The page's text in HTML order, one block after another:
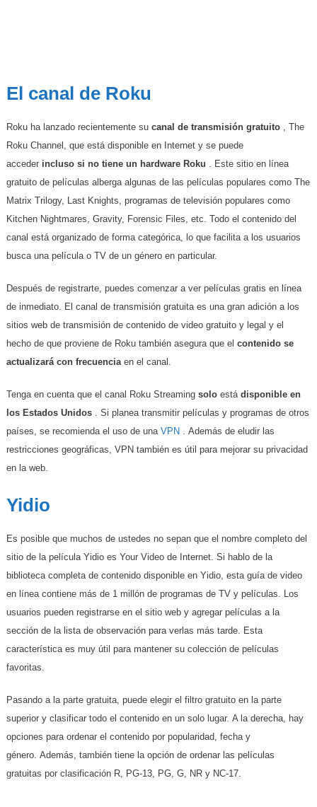
El canal de Roku
Roku ha lanzado recientemente su canal de transmisión gratuito, The
Roku Channel, que está disponible en Internet y se puede
acceder incluso si no tiene un hardware Roku . Este sitio en línea
gratuito de películas alberga algunas de las películas populares como The
Matrix Trilogy, Last Knights, programas de televisión populares como
Kitchen Nightmares, Gravity, Forensic Files, etc. Todo el contenido del
canal está organizado de forma categórica, lo que facilita a los usuarios
busca una película o TV de un género en particular.
Después de registrarte, puedes comenzar a ver películas gratis en línea
de inmediato. El canal de transmisión gratuita es una gran adición a los
sitios web de transmisión de contenido de video gratuito y legal y el
hecho de que proviene de Roku también asegura que el contenido se
actualizará con frecuenciaen el canal.
Tenga en cuenta que el canal Roku Streaming soloestá disponible en
los Estados Unidos. Si planea transmitir películas y programas de otros
países, se recomienda el uso de una VPN . Además de eludir las
restricciones geográficas, VPN también es útil para mejorar su privacidad
en la web.
Yidio
Es posible que muchos de ustedes no sepan que el nombre completo del
sitio de la película Yidio es Your Video de Internet. Si hablo de la
biblioteca completa de contenido disponible en Yidio, esta guía de video
en línea contiene más de 1 millón de programas de TV y películas. Los
usuarios pueden registrarse en el sitio web y agregar películas a la
sección de la lista de observación para verlas más tarde. Esta
característica es muy útil para mantener su colección de películas
favoritas.
Pasando a la parte gratuita, puede elegir el filtro gratuito en la parte
superior y clasificar todo el contenido en un solo lugar. A la derecha, hay
opciones para ordenar el contenido por popularidad, fecha y
género. Además, también tiene la opción de ordenar las películas
gratuitas por clasificación R, PG-13, PG, G, NR y NC-17.